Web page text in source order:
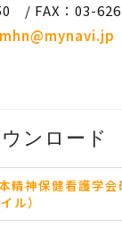
/ FAX：03-
ンロード
精神保健看護学
ル）